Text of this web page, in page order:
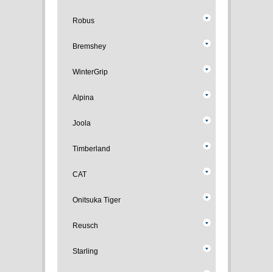
Robus
Bremshey
WinterGrip
Alpina
Joola
Timberland
CAT
Onitsuka Tiger
Reusch
Starling